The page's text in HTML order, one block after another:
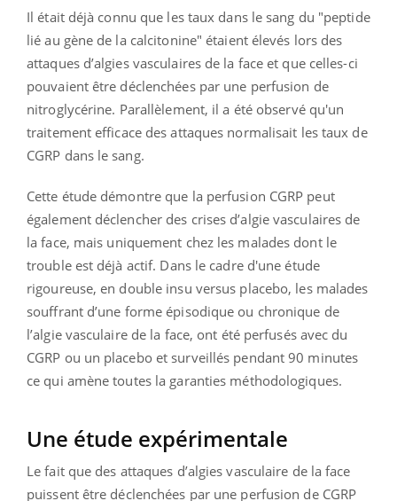
Il était déjà connu que les taux dans le sang du "peptide
lié au gène de la calcitonine" étaient élevés lors des
attaques d’algies vasculaires de la face et que celles-ci
pouvaient être déclenchées par une perfusion de
nitroglycérine. Parallèlement, il a été observé qu'un
traitement efficace des attaques normalisait les taux de
CGRP dans le sang.
Cette étude démontre que la perfusion CGRP peut
également déclencher des crises d’algie vasculaires de
la face, mais uniquement chez les malades dont le
trouble est déjà actif. Dans le cadre d'une étude
rigoureuse, en double insu versus placebo, les malades
souffrant d’une forme épisodique ou chronique de
l’algie vasculaire de la face, ont été perfusés avec du
CGRP ou un placebo et surveillés pendant 90 minutes
ce qui amène toutes la garanties méthodologiques.
Une étude expérimentale
Le fait que des attaques d’algies vasculaire de la face
puissent être déclenchées par une perfusion de CGRP